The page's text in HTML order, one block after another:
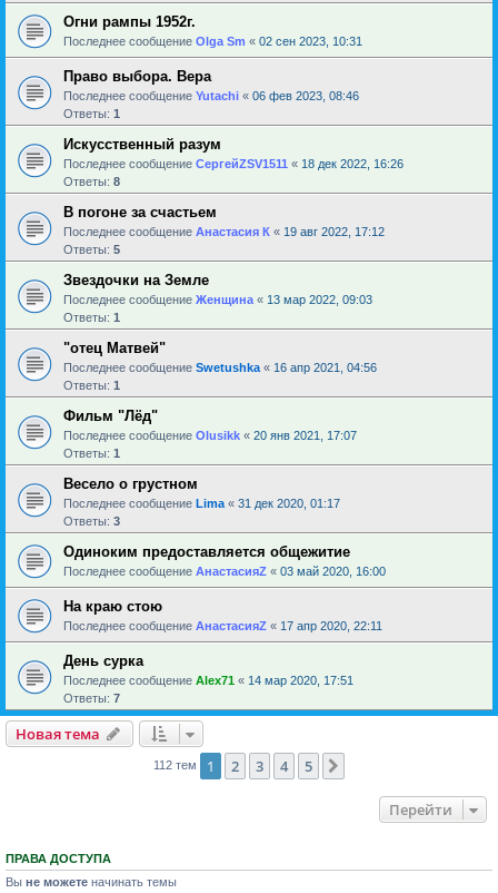
Огни рампы 1952г.
Последнее сообщение Olga Sm « 02 сен 2023, 10:31
Право выбора. Вера
Последнее сообщение Yutachi « 06 фев 2023, 08:46
Ответы: 1
Искусственный разум
Последнее сообщение СергейZSV1511 « 18 дек 2022, 16:26
Ответы: 8
В погоне за счастьем
Последнее сообщение Анастасия К « 19 авг 2022, 17:12
Ответы: 5
Звездочки на Земле
Последнее сообщение Женщина « 13 мар 2022, 09:03
Ответы: 1
"отец Матвей"
Последнее сообщение Swetushka « 16 апр 2021, 04:56
Ответы: 1
Фильм "Лёд"
Последнее сообщение Olusikk « 20 янв 2021, 17:07
Ответы: 1
Весело о грустном
Последнее сообщение Lima « 31 дек 2020, 01:17
Ответы: 3
Одиноким предоставляется общежитие
Последнее сообщение АнастасияZ « 03 май 2020, 16:00
На краю стою
Последнее сообщение АнастасияZ « 17 апр 2020, 22:11
День сурка
Последнее сообщение Alex71 « 14 мар 2020, 17:51
Ответы: 7
Новая тема
112 тем 1 2 3 4 5
Перейти
ПРАВА ДОСТУПА
Вы не можете начинать темы